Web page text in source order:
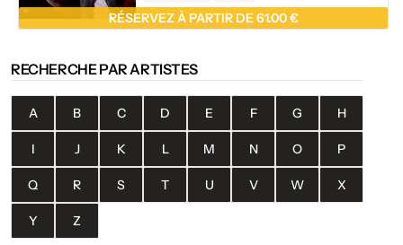
RÉSERVEZ À PARTIR DE 61.00 €
RECHERCHE PAR ARTISTES
A B C D E F G H
I J K L M N O P
Q R S T U V W X
Y Z